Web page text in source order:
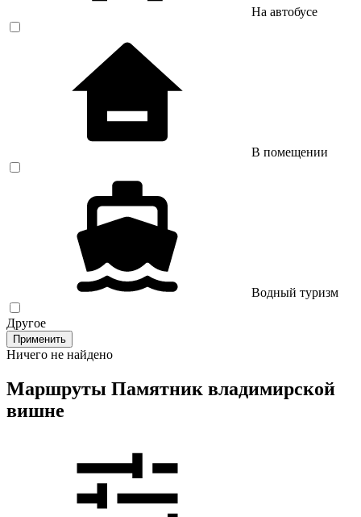
На автобусе
В помещении
Водный туризм
Другое
Применить
Ничего не найдено
Маршруты Памятник владимирской
вишне